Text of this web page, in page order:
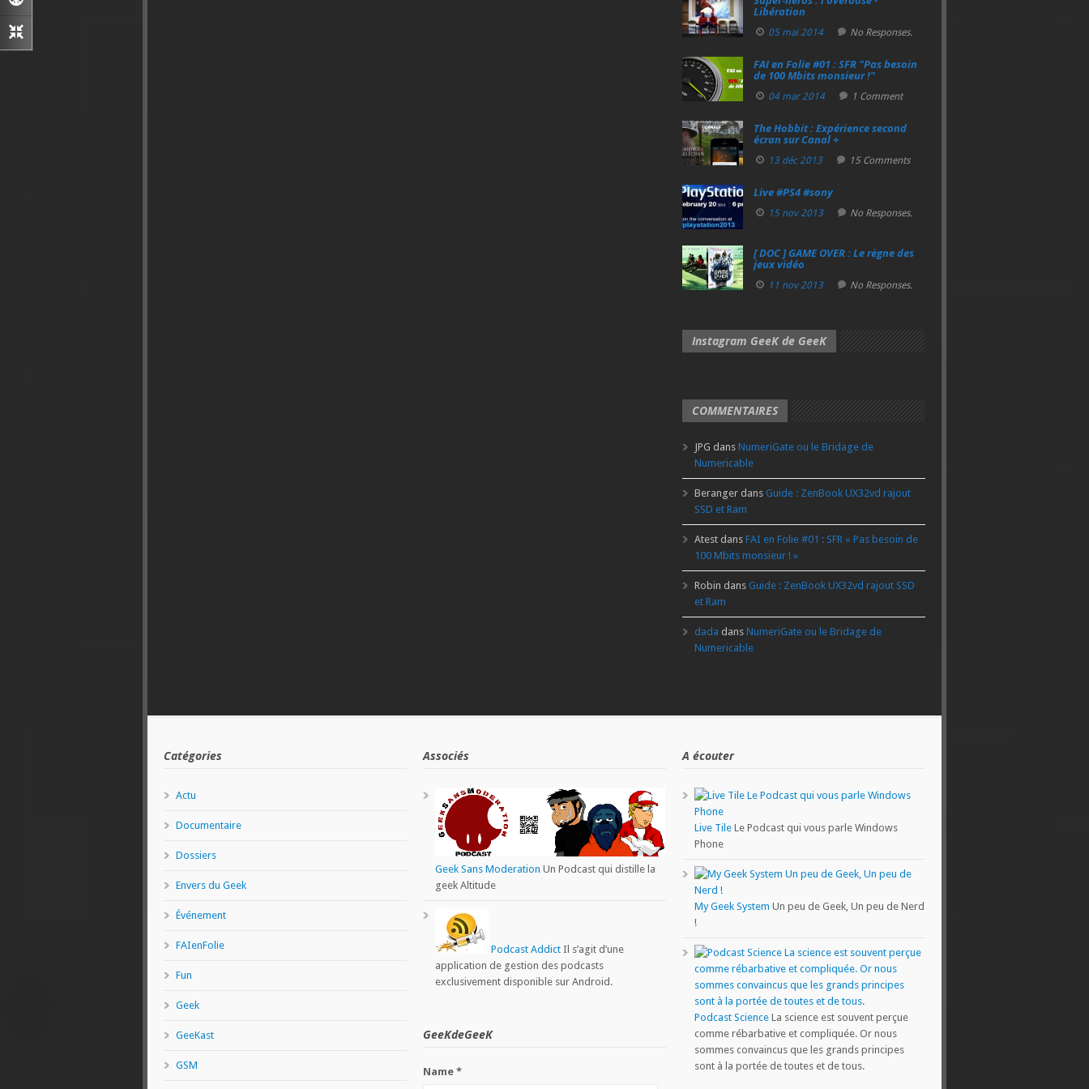
Libération
05 mai 2014 No Responses.
FAI en Folie #01 : SFR "Pas besoin
de 100 Mbits monsieur !"
04 mar 2014 1 Comment
The Hobbit : Expérience second
écran sur Canal +
13 déc 2013 15 Comments
Live #PS4 #sony
15 nov 2013 No Responses.
[ DOC ] GAME OVER : Le règne des
jeux vidéo
11 nov 2013 No Responses.
Instagram GeeK de GeeK
COMMENTAIRES
JPG dans NumeriGate ou le Bridage de
Numericable
Beranger dans Guide : ZenBook UX32vd rajout
SSD et Ram
Atest dans FAI en Folie #01 : SFR « Pas besoin de
100 Mbits monsieur ! »
Robin dans Guide : ZenBook UX32vd rajout SSD
et Ram
dada dans NumeriGate ou le Bridage de
Numericable
Catégories
Actu
Documentaire
Dossiers
Envers du Geek
Événement
FAIenFolie
Fun
Geek
GeeKast
GSM
Associés
Geek Sans Moderation Un Podcast qui distille la
geek Altitude
Podcast AddictIl s’agit d’une
application de gestion des podcasts
exclusivement disponible sur Android.
GeeKdeGeeK
Name *
A écouter
Live TileLe Podcast qui vous parle Windows
Phone
My Geek System Un peu de Geek, Un peu de Nerd
!
Podcast ScienceLa science est souvent perçue
comme rébarbative et compliquée. Or nous
sommes convaincus que les grands principes
sont à la portée de toutes et de tous.